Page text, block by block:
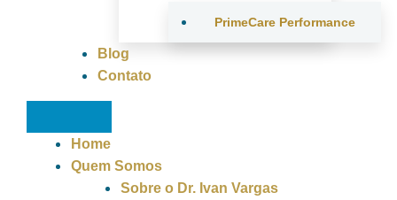
PrimeCare Performance
Blog
Contato
Home
Quem Somos
Sobre o Dr. Ivan Vargas